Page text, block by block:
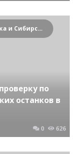
Криминальные новости Новосибирска и Сибирского региона
по
останков в
0 626